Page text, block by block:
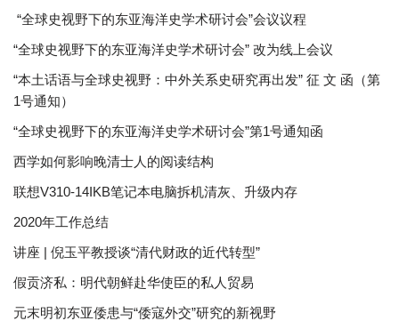
“全球史视野下的东亚海洋史学术研讨会”会议议程
“全球史视野下的东亚海洋史学术研讨会” 改为线上会议
“本土话语与全球史视野：中外关系史研究再出发” 征 文 函（第
1号通知）
“全球史视野下的东亚海洋史学术研讨会”第1号通知函
西学如何影响晚清士人的阅读结构
联想V310-14IKB笔记本电脑拆机清灰、升级内存
2020年工作总结
讲座 | 倪玉平教授谈“清代财政的近代转型”
假贡济私：明代朝鲜赴华使臣的私人贸易
元末明初东亚倭患与“倭寇外交”研究的新视野